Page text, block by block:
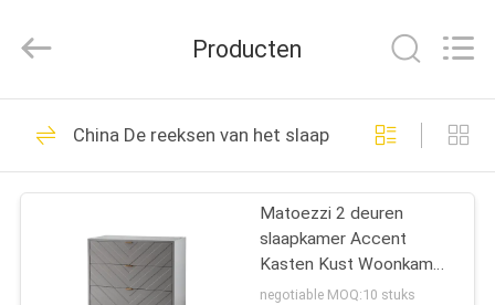
THUIS
PRODUCTEN
VIDEOS
Furniture
Rights
Meubelen voor de
woonkamer
61
Producten
China De reeksen van het slaapkamermeubilair
Matoezzi 2 deuren
slaapkamer Accent
Kasten Kust Woonkamer
meubels
negotiable MOQ:10 stuks